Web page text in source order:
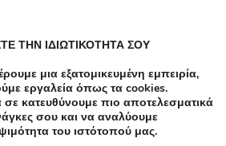
σε Δάφνη
θωρακος, Οδοντιατρική σε
ΤΗΝ ΙΔΙΩΤΙΚΟΤΗΤΑ ΣΟΥ
μια εξατομικευμένη εμπειρία,
εργαλεία όπως τα cookies.
κατευθύνουμε πιο αποτελεσματικά
σου και να αναλύουμε
του ιστότοπού μας.